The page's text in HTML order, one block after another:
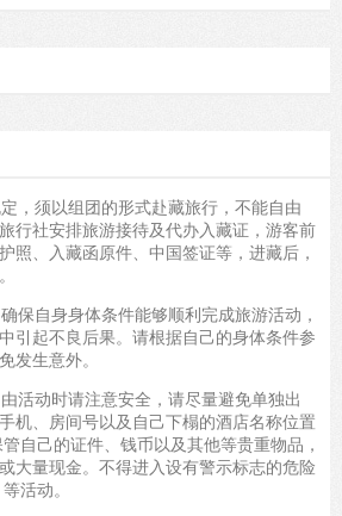
，须以组团的形式赴藏旅行，不能自由
行社安排旅游接待及代办入藏证，游客前
照、入藏函原件、中国签证等，进藏后，
保自身身体条件能够顺利完成旅游活动，
引起不良后果。请根据自己的身体条件参
发生意外。
活动时请注意安全，请尽量避免单独出
机、房间号以及自己下榻的酒店名称位置
自己的证件、钱币以及其他等贵重物品，
大量现金。不得进入设有警示标志的危险
活动。